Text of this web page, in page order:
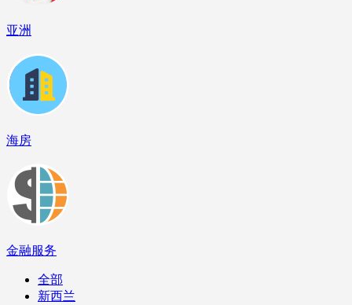
亚洲
海房
金融服务
全部
新西兰